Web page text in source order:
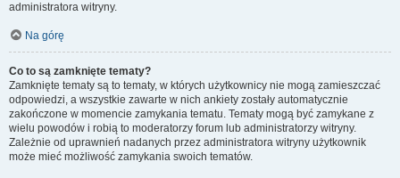
administratora witryny.
Na górę
Co to są zamknięte tematy?
Zamknięte tematy są to tematy, w których użytkownicy nie mogą zamieszczać
odpowiedzi, a wszystkie zawarte w nich ankiety zostały automatycznie
zakończone w momencie zamykania tematu. Tematy mogą być zamykane z
wielu powodów i robią to moderatorzy forum lub administratorzy witryny.
Zależnie od uprawnień nadanych przez administratora witryny użytkownik
może mieć możliwość zamykania swoich tematów.